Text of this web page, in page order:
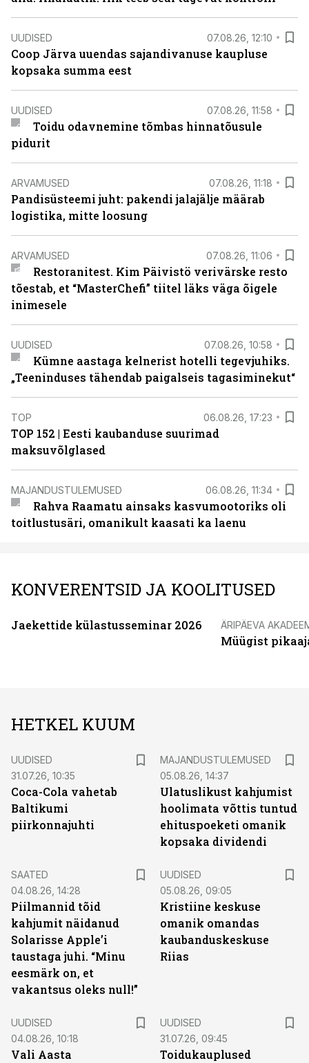
UUDISED 07.08.26, 12:10
Coop Järva uuendas sajandivanuse kaupluse
kopsaka summa eest
UUDISED 07.08.26, 11:58
Toidu odavnemine tõmbas hinnatõusule
pidurit
ARVAMUSED 07.08.26, 11:18
Pandisüsteemi juht: pakendi jalajälje määrab
logistika, mitte loosung
ARVAMUSED 07.08.26, 11:06
Restoranitest. Kim Päivistö verivärske resto
tõestab, et “MasterChefi” tiitel läks väga õigele
inimesele
UUDISED 07.08.26, 10:58
Kümne aastaga kelnerist hotelli tegevjuhiks.
„Teeninduses tähendab paigalseis tagasiminekut“
TOP 06.08.26, 17:23
TOP 152 | Eesti kaubanduse suurimad
maksuvõlglased
MAJANDUSTULEMUSED 06.08.26, 11:34
Rahva Raamatu ainsaks kasvumootoriks oli
toitlustusäri, omanikult kaasati ka laenu
KONVERENTSID JA KOOLITUSED
Jaekettide külastusseminar 2026 ÄRIPÄEVA
Müügist
HETKEL KUUM
UUDISED
31.07.26, 10:35
Coca-Cola vahetab
Baltikumi
piirkonnajuhti
MAJANDUSTULEMUSED
05.08.26, 14:37
Ulatuslikust kahjumist
hoolimata võttis tuntud
ehituspoeketi omanik
kopsaka dividendi
SAATED
04.08.26, 14:28
Piilmannid tõid
kahjumit näidanud
Solarisse Apple’i
taustaga juhi. “Minu
eesmärk on, et
vakantsus oleks null!”
UUDISED
05.08.26, 09:05
Kristiine keskuse
omanik omandas
kaubanduskeskuse
Riias
UUDISED
04.08.26, 10:18
Vali Aasta
UUDISED
31.07.26, 09:45
Toidukauplused